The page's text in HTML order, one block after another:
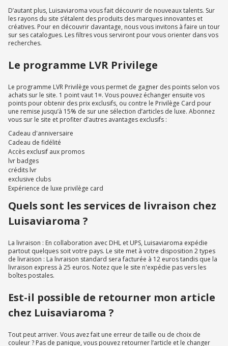
D’autant plus, Luisaviaroma vous fait découvrir de nouveaux talents. Sur
les rayons du site s’étalent des produits des marques innovantes et
créatives. Pour en découvrir davantage, nous vous invitons à faire un tour
sur ses catalogues. Les filtres vous serviront pour vous orienter dans vos
recherches.
Le programme LVR Privilege
Le programme LVR Privilège vous permet de gagner des points selon vos
achats sur le site. 1 point vaut 1¤. Vous pouvez échanger ensuite vos
points pour obtenir des prix exclusifs, ou contre le Privilège Card pour
une remise jusqu’à 15% de sur une sélection d’articles de luxe. Abonnez
vous sur le site et profiter d’autres avantages exclusifs :
Cadeau d'anniversaire
Cadeau de fidélité
Accès exclusif aux promos
lvr badges
crédits lvr
exclusive clubs
Expérience de luxe privilège card
Quels sont les services de livraison chez
Luisaviaroma ?
La livraison : En collaboration avec DHL et UPS, Luisaviaroma expédie
partout quelques soit votre pays. Le site met à votre disposition 2 types
de livraison : La livraison standard sera facturée à 12 euros tandis que la
livraison express à 25 euros. Notez que le site n'expédie pas vers les
boîtes postales.
Est-il possible de retourner mon article
chez Luisaviaroma ?
Tout peut arriver. Vous avez fait une erreur de taille ou de choix de
couleur ? Pas de panique, vous pouvez retourner l’article et le changer